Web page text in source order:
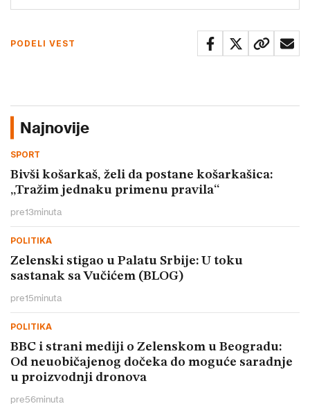
PODELI VEST
Najnovije
SPORT
Bivši košarkaš, želi da postane košarkašica:
„Tražim jednaku primenu pravila“
pre13minuta
POLITIKA
Zelenski stigao u Palatu Srbije: U toku
sastanak sa Vučićem (BLOG)
pre15minuta
POLITIKA
BBC i strani mediji o Zelenskom u Beogradu:
Od neuobičajenog dočeka do moguće saradnje
u proizvodnji dronova
pre56minuta